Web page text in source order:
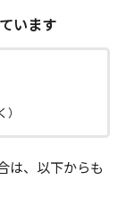
います
は、以下からも